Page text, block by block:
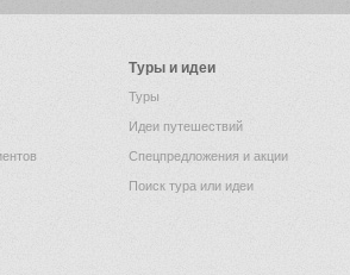
Туры и идеи
Туры
Идеи путешествий
Спецпредложения и акции
Поиск тура или идеи